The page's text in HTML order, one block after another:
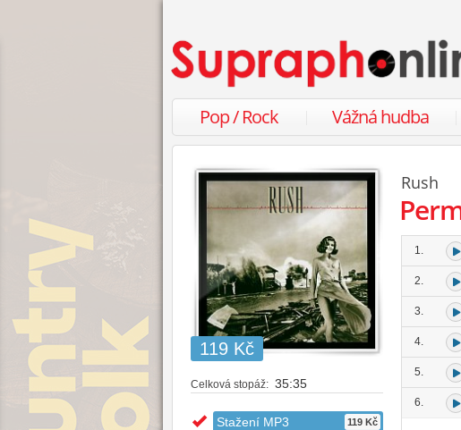
Pop / Rock Vážná hudba
119 Kč
Celková stopáž: 35:35
Stažení MP3 119 Kč
Rush
1.
2.
3.
4.
5.
6.